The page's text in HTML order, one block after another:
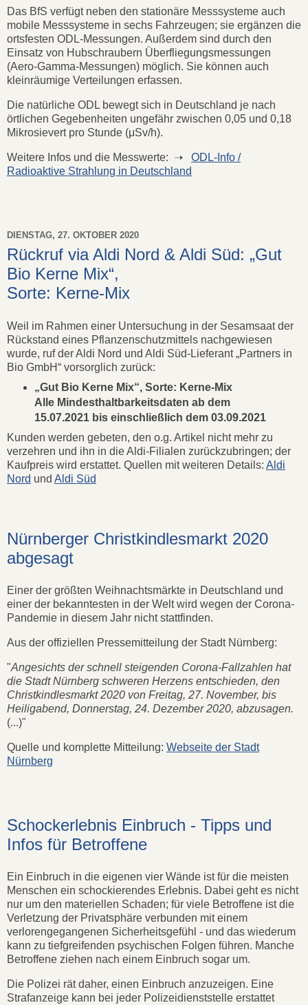
Das BfS verfügt neben den stationäre Messsysteme auch
mobile Messsysteme in sechs Fahrzeugen; sie ergänzen die
ortsfesten ODL-Messungen. Außerdem sind durch den
Einsatz von Hubschraubern Überfliegungsmessungen
(Aero-Gamma-Messungen) möglich. Sie können auch
kleinräumige Verteilungen erfassen.
Die natürliche ODL bewegt sich in Deutschland je nach
örtlichen Gegebenheiten ungefähr zwischen 0,05 und 0,18
Mikrosievert pro Stunde (μSv/h).
Weitere Infos und die Messwerte: ➝ ODL-Info /
Radioaktive Strahlung in Deutschland
DIENSTAG, 27. OKTOBER 2020
Rückruf via Aldi Nord & Aldi Süd: „Gut
Bio Kerne Mix“,
Sorte: Kerne-Mix
Weil im Rahmen einer Untersuchung in der Sesamsaat der
Rückstand eines Pflanzenschutzmittels nachgewiesen
wurde, ruf der Aldi Nord und Aldi Süd-Lieferant „Partners in
Bio GmbH“ vorsorglich zurück:
„Gut Bio Kerne Mix“, Sorte: Kerne-Mix
Alle Mindesthaltbarkeitsdaten ab dem
15.07.2021 bis einschließlich dem 03.09.2021
Kunden werden gebeten, den o.g. Artikel nicht mehr zu
verzehren und ihn in die Aldi-Filialen zurückzubringen; der
Kaufpreis wird erstattet. Quellen mit weiteren Details: Aldi
Nord und Aldi Süd
Nürnberger Christkindlesmarkt 2020
abgesagt
Einer der größten Weihnachtsmärkte in Deutschland und
einer der bekanntesten in der Welt wird wegen der Corona-
Pandemie in diesem Jahr nicht stattfinden.
Aus der offiziellen Pressemitteilung der Stadt Nürnberg:
"Angesichts der schnell steigenden Corona-Fallzahlen hat
die Stadt Nürnberg schweren Herzens entschieden, den
Christkindlesmarkt 2020 von Freitag, 27. November, bis
Heiligabend, Donnerstag, 24. Dezember 2020, abzusagen.
(...)"
Quelle und komplette Mitteilung: Webseite der Stadt
Nürnberg
Schockerlebnis Einbruch - Tipps und
Infos für Betroffene
Ein Einbruch in die eigenen vier Wände ist für die meisten
Menschen ein schockierendes Erlebnis. Dabei geht es nicht
nur um den materiellen Schaden; für viele Betroffene ist die
Verletzung der Privatsphäre verbunden mit einem
verlorengegangenen Sicherheitsgefühl - und das wiederum
kann zu tiefgreifenden psychischen Folgen führen. Manche
Betroffene ziehen nach einem Einbruch sogar um.
Die Polizei rät daher, einen Einbruch anzuzeigen. Eine
Strafanzeige kann bei jeder Polizeidienststelle erstattet